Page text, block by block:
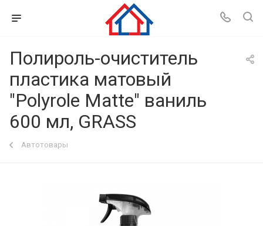
Полироль-очиститель
пластика матовый
"Polyrole Matte" ваниль
600 мл, GRASS
Автотовары